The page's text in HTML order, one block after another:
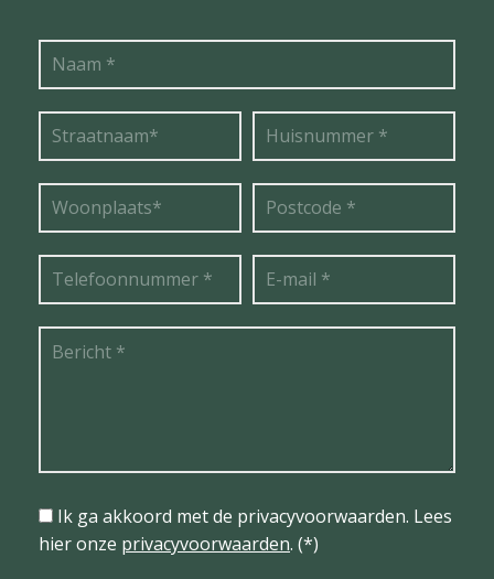
Ik ga akkoord met de privacyvoorwaarden. Lees
hier onze privacyvoorwaarden. (*)